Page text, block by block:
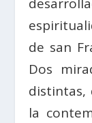
de san
Dos
distintas,
la